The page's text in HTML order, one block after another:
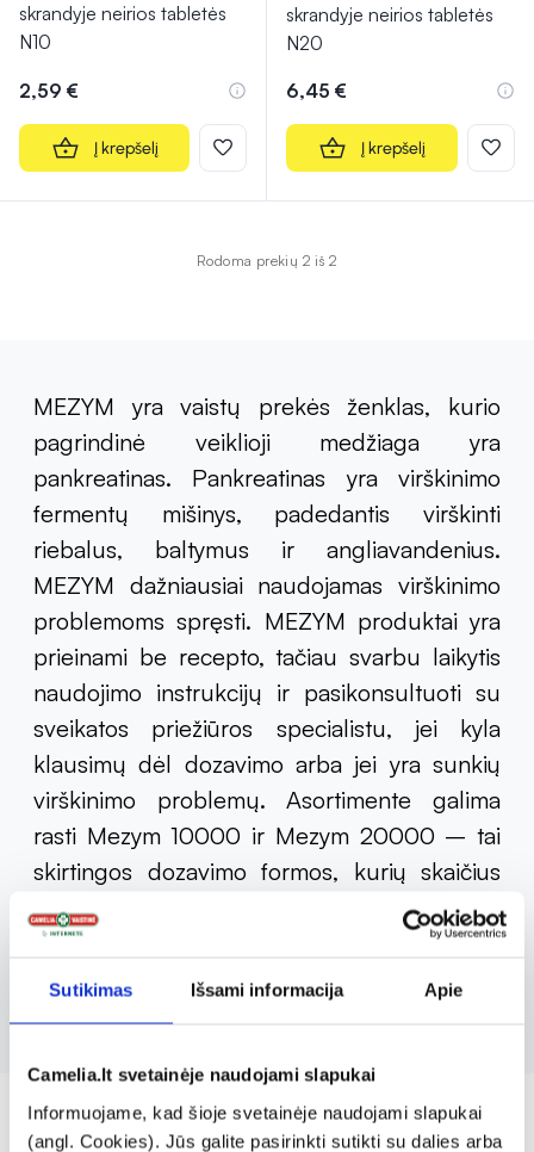
Sutikimas Išsami informacija Apie
Camelia.lt svetainėje naudojami slapukai
Informuojame, kad šioje svetainėje naudojami slapukai
(angl. Cookies). Jūs galite pasirinkti sutikti su dalies arba
skrandyje neirios tabletės
N10
2,59 €
Į krepšelį
skrandyje neirios tabletės
N20
6,45 €
Į krepšelį
Rodoma prekių 2 iš 2
MEZYM yra vaistų prekės ženklas, kurio
pagrindinė veiklioji medžiaga yra
pankreatinas. Pankreatinas yra virškinimo
fermentų mišinys, padedantis virškinti
riebalus, baltymus ir angliavandenius.
MEZYM dažniausiai naudojamas virškinimo
problemoms spręsti. MEZYM produktai yra
prieinami be recepto, tačiau svarbu laikytis
naudojimo instrukcijų ir pasikonsultuoti su
sveikatos priežiūros specialistu, jei kyla
klausimų dėl dozavimo arba jei yra sunkių
virškinimo problemų. Asortimente galima
rasti Mezym 10000 ir Mezym 20000 – tai
skirtingos dozavimo formos, kurių skaičius
nurodo pankreatino kiekį vienoje tabletėje.
Skirtingos dozės leidžia pritaikyti gydymą
pagal individualius poreikius.